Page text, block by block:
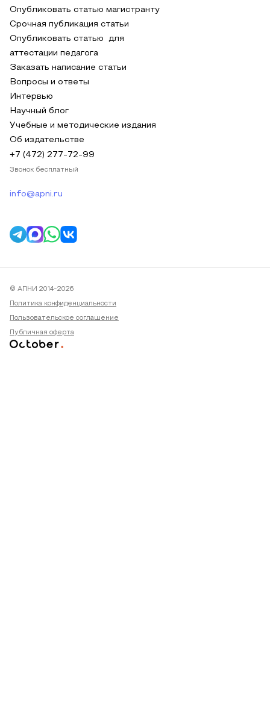
Опубликовать статью магистранту
Срочная публикация статьи
Опубликовать статью для
аттестации педагога
Заказать написание статьи
Вопросы и ответы
Интервью
Научный блог
Учебные и методические издания
Об издательстве
+7 (472) 277-72-99
Звонок бесплатный
info@apni.ru
© АПНИ 2014-2026
Политика конфиденциальности
Пользовательское соглашение
Публичная оферта